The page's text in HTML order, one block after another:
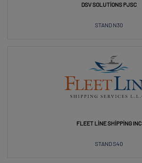
DSV SOLUTIONS PJSC
STAND N30
FLEET LINE SHIPPING INC
STAND S40